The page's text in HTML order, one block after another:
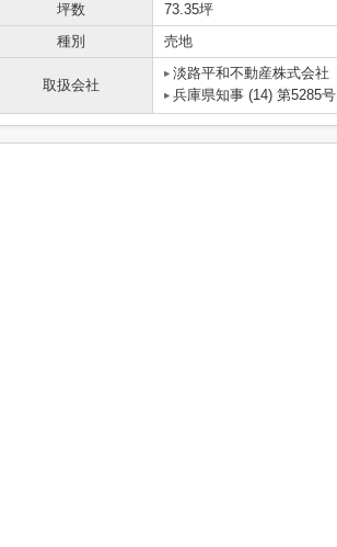
坪数
73.35坪
種別
売地
取扱会社
淡路平和不動産株式会社
兵庫県知事 (14) 第5285号